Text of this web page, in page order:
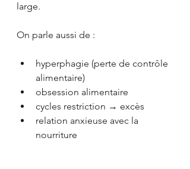
large.
On parle aussi de :
hyperphagie (perte de contrôle
alimentaire)
obsession alimentaire
cycles restriction → excès
relation anxieuse avec la
nourriture